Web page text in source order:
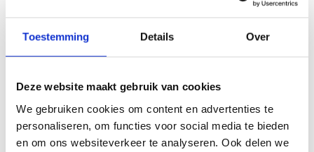
Toestemming Details Over
Deze website maakt gebruik van cookies
We gebruiken cookies om content en advertenties te
personaliseren, om functies voor social media te bieden
en om ons websiteverkeer te analyseren. Ook delen we
maken. Kortom, bij ons kan je terecht voor heel
wat sportplezier.